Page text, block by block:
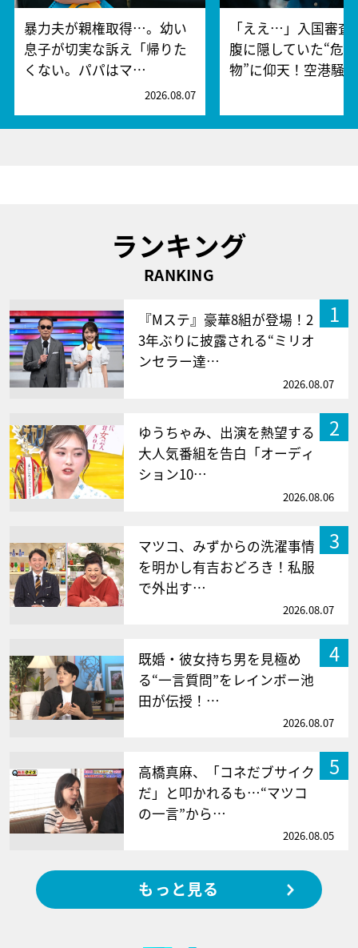
暴力夫が親権取得…。幼い
息子が切実な訴え「帰りた
くない。パパはマ…
2026.08.07
「ええ…」入国審査
腹に隠していた“危
物”に仰天！空港騒
ランキング
RANKING
1
『Mステ』豪華8組が登場！2
3年ぶりに披露される“ミリオ
ンセラー達…
2026.08.07
2
ゆうちゃみ、出演を熱望する
大人気番組を告白「オーディ
ション10…
2026.08.06
3
マツコ、みずからの洗濯事情
を明かし有吉おどろき！私服
で外出す…
2026.08.07
4
既婚・彼女持ち男を見極め
る“一言質問”をレインボー池
田が伝授！…
2026.08.07
5
高橋真麻、「コネだブサイク
だ」と叩かれるも…“マツコ
の一言”から…
2026.08.05
もっと見る